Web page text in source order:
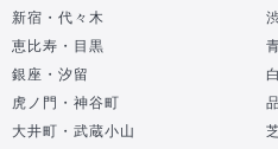
新宿・代々木
恵比寿・目黒
銀座・汐留
虎ノ門・神谷町
大井町・武蔵小山